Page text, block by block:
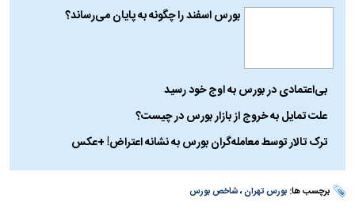
بورس اسفند را چگونه به پایان می‌رساند؟
بی‌اعتمادی در بورس به اوج خود رسید
علت تمایل به خروج از بازار بورس در چیست؟
ترک تالار توسط معامله‌گران بورس به نشانه اعتراض! +عکس
برچسب ها:بورس تهران،شاخص بورس